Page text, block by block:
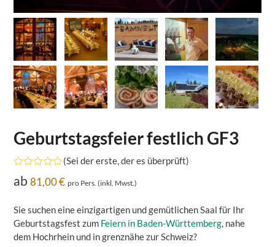
Geburtstagsfeier festlich GF3
Bewertet
mit
5
(Sei der erste, der es überprüft)
ab81,00€ pro Pers. (inkl. Mwst.)
Sie suchen eine einzigartigen und gemütlichen Saal für Ihr
Geburtstagsfest zum Feiern in Baden-Württemberg, nahe
dem Hochrhein und in grenznähe zur Schweiz?